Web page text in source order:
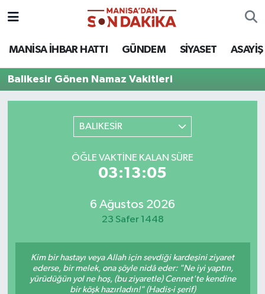
MANİSA İHBAR HATTI GÜNDEM SİYASET ASAYİŞ
Balikesir Gönen Namaz Vakitleri
BALIKESİR
ÖĞLE VAKTINE KALAN SÜRE
03:13:05
6 Ağustos 2026
23 Safer 1448
Kim bir hastayı veya Allah için sevdiği kardeşini ziyaret
ederse, bir melek, ona şöyle nidâ eder: "Ne iyi yaptın,
yürüdüğün yol ne hoş, (bu ziyaretle) Cennet'te kendine
bir köşk hazırladın!" (Hadis-i şerif)
ASAYİŞ
GÜNDEM
MAGAZİN
MANİSA'DA TRAFİK
YAŞAM
GİZLİLİK SÖZLEŞMESİ
Hava Durumu
Trafik Durumu
Tüm Manşetler
Son Dakika Haberleri